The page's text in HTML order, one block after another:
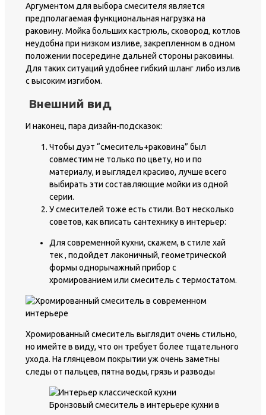
Аргументом для выбора смесителя является
предполагаемая функциональная нагрузка на
раковину. Мойка больших кастрюль, сковород, котлов
неудобна при низком изливе, закрепленном в одном
положении посередине дальней стороны раковины.
Для таких ситуаций удобнее гибкий шланг либо излив
с высоким изгибом.
Внешний вид
И наконец, пара дизайн-подсказок:
Чтобы дуэт “смеситель+раковина” был
совместим не только по цвету, но и по
материалу, и выглядел красиво, лучше всего
выбирать эти составляющие мойки из одной
серии.
У смесителей тоже есть стили. Вот несколько
советов, как вписать сантехнику в интерьер:
Для современной кухни, скажем, в стиле хай
тек , подойдет лаконичный, геометрической
формы однорычажный прибор с
хромированием или смеситель с термостатом.
Хромированный смеситель выглядит очень стильно,
но имейте в виду, что он требует более тщательного
ухода. На глянцевом покрытии уж очень заметны
следы от пальцев, пятна воды, грязь и разводы
Бронзовый смеситель в интерьере кухни в